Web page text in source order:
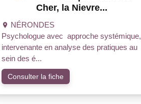
Cher, la Nievre...
NÉRONDES
Psychologue avec approche systémique,
intervenante en analyse des pratiques au
sein des é...
Consulter la fiche